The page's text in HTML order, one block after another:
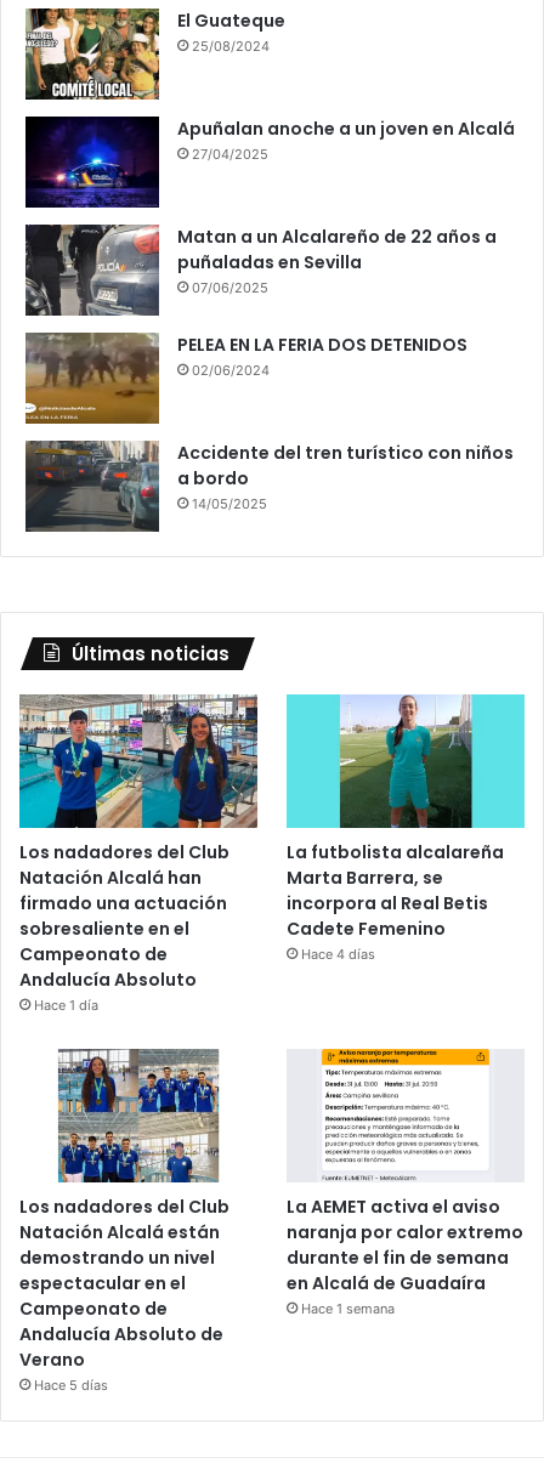
El Guateque
25/08/2024
Apuñalan anoche a un joven en Alcalá
27/04/2025
Matan a un Alcalareño de 22 años a
puñaladas en Sevilla
07/06/2025
PELEA EN LA FERIA DOS DETENIDOS
02/06/2024
Accidente del tren turístico con niños
a bordo
14/05/2025
Últimas noticias
Los nadadores del Club
Natación Alcalá han
firmado una actuación
sobresaliente en el
Campeonato de
Andalucía Absoluto
Hace 1 día
La futbolista alcalareña
Marta Barrera, se
incorpora al Real Betis
Cadete Femenino
Hace 4 días
Los nadadores del Club
Natación Alcalá están
demostrando un nivel
espectacular en el
Campeonato de
Andalucía Absoluto de
Verano
Hace 5 días
La AEMET activa el aviso
naranja por calor extremo
durante el fin de semana
en Alcalá de Guadaíra
Hace 1 semana